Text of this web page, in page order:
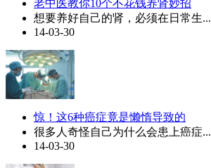
老中医教你10个不花钱养肾妙招
想要养好自己的肾，必须在日常生...
14-03-30
惊！这6种癌症竟是懒惰导致的
很多人奇怪自己为什么会患上癌症...
14-03-30